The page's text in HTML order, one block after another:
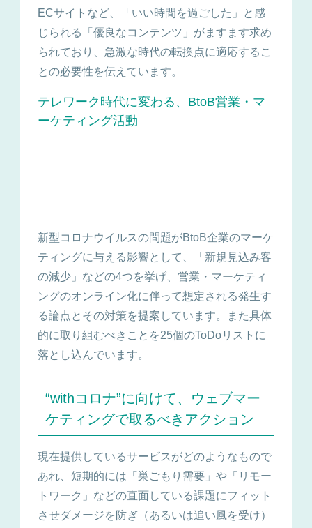
ECサイトなど、「いい時間を過ごした」と感
じられる「優良なコンテンツ」がますます求め
られており、急激な時代の転換点に適応するこ
との必要性を伝えています。
テレワーク時代に変わる、BtoB営業・マ
ーケティング活動
新型コロナウイルスの問題がBtoB企業のマーケ
ティングに与える影響として、「新規見込み客
の減少」などの4つを挙げ、営業・マーケティ
ングのオンライン化に伴って想定される発生す
る論点とその対策を提案しています。また具体
的に取り組むべきことを25個のToDoリストに
落とし込んでいます。
“withコロナ”に向けて、ウェブマー
ケティングで取るべきアクション
現在提供しているサービスがどのようなもので
あれ、短期的には「巣ごもり需要」や「リモー
トワーク」などの直面している課題にフィット
させダメージを防ぎ（あるいは追い風を受け）